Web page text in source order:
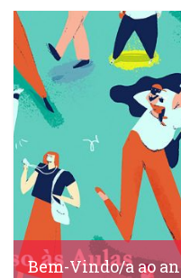
Bem-Vindo/a ao